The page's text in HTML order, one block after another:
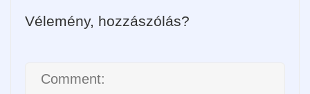
Vélemény, hozzászólás?